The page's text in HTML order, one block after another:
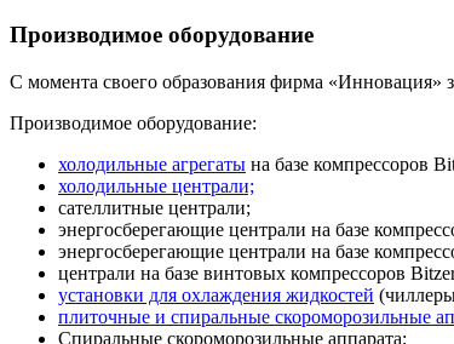
Производимое оборудование
С момента своего образования фирма «Инновация»
Производимое оборудование:
холодильные агрегаты на базе компрессоров
холодильные централи;
сателлитные централи;
энергосберегающие централи на базе
энергосберегающие централи на базе
централи на базе винтовых компрессоров
установки для охлаждения жидкостей
плиточные и спиральные скороморозильные
Спиральные скороморозильные аппарата;